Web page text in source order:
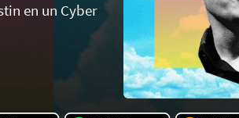
en un Cyber